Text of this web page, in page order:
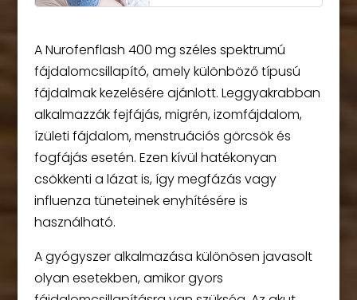
A Nurofenflash 400 mg széles spektrumú
fájdalomcsillapító, amely különböző típusú
fájdalmak kezelésére ajánlott. Leggyakrabban
alkalmazzák fejfájás, migrén, izomfájdalom,
ízületi fájdalom, menstruációs görcsök és
fogfájás esetén. Ezen kívül hatékonyan
csökkenti a lázat is, így megfázás vagy
influenza tüneteinek enyhítésére is
használható.
A gyógyszer alkalmazása különösen javasolt
olyan esetekben, amikor gyors